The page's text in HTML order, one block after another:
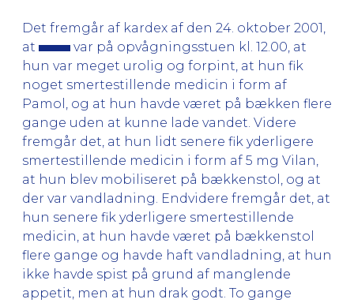
Det fremgår af kardex af den 24. oktober 2001,
at
var på opvågningsstuen kl. 12.00, at
hun var meget urolig og forpint, at hun fik
noget smertestillende medicin i form af
Pamol, og at hun havde været på bækken flere
gange uden at kunne lade vandet. Videre
fremgår det, at hun lidt senere fik yderligere
smertestillende medicin i form af 5 mg Vilan,
at hun blev mobiliseret på bækkenstol, og at
der var vandladning. Endvidere fremgår det, at
hun senere fik yderligere smertestillende
medicin, at hun havde været på bækkenstol
flere gange og havde haft vandladning, at hun
ikke havde spist på grund af manglende
appetit, men at hun drak godt. To gange